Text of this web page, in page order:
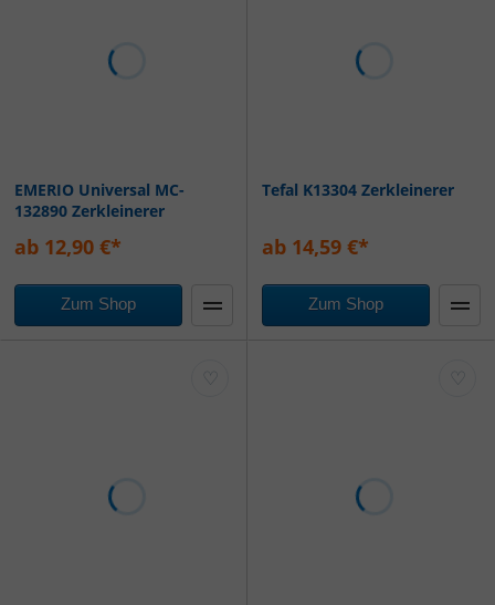
EMERIO Universal MC-
132890 Zerkleinerer
ab 12,90 €*
Zum Shop
Tefal K13304 Zerkleinerer
ab 14,59 €*
Zum Shop
♡ ♡